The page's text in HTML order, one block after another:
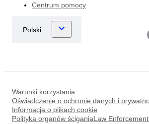
Centrum pomocy
Warunki korzystania
Oświadczenie o ochronie danych i
Informacja o plikach cookie
Polityka organów ściganiaLaw